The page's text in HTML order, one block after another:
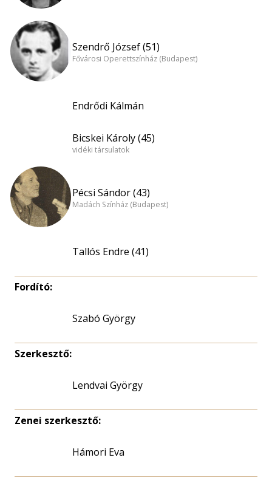
Szendrő József (51)
Fővárosi Operettszínház (Budapest)
Endrődi Kálmán
Bicskei Károly (45)
vidéki társulatok
Pécsi Sándor (43)
Madách Színház (Budapest)
Tallós Endre (41)
Fordító:
Szabó György
Szerkesztő:
Lendvai György
Zenei szerkesztő:
Hámori Eva